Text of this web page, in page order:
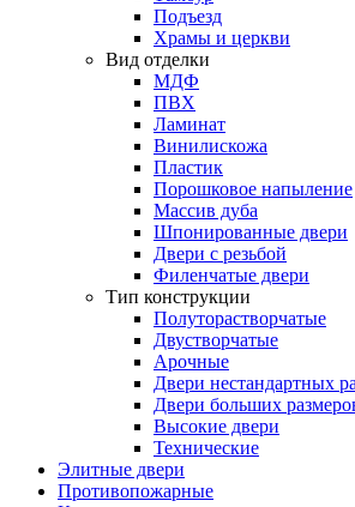
Подъезд
Храмы и церкви
Вид отделки
МДФ
ПВХ
Ламинат
Винилискожа
Пластик
Порошковое напыление
Массив дуба
Шпонированные двери
Двери с резьбой
Филенчатые двери
Тип конструкции
Полуторастворчатые
Двустворчатые
Арочные
Двери нестандартных
Двери больших
Высокие двери
Технические
Элитные двери
Противопожарные